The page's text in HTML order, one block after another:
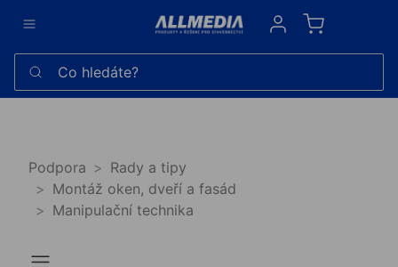
Sign in
Co hledáte?
Podpora
Rady a tipy
Montáž oken, dveří a fasád
Manipulační technika